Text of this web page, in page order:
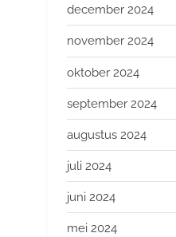
december 2024
november 2024
oktober 2024
september 2024
augustus 2024
juli 2024
juni 2024
mei 2024